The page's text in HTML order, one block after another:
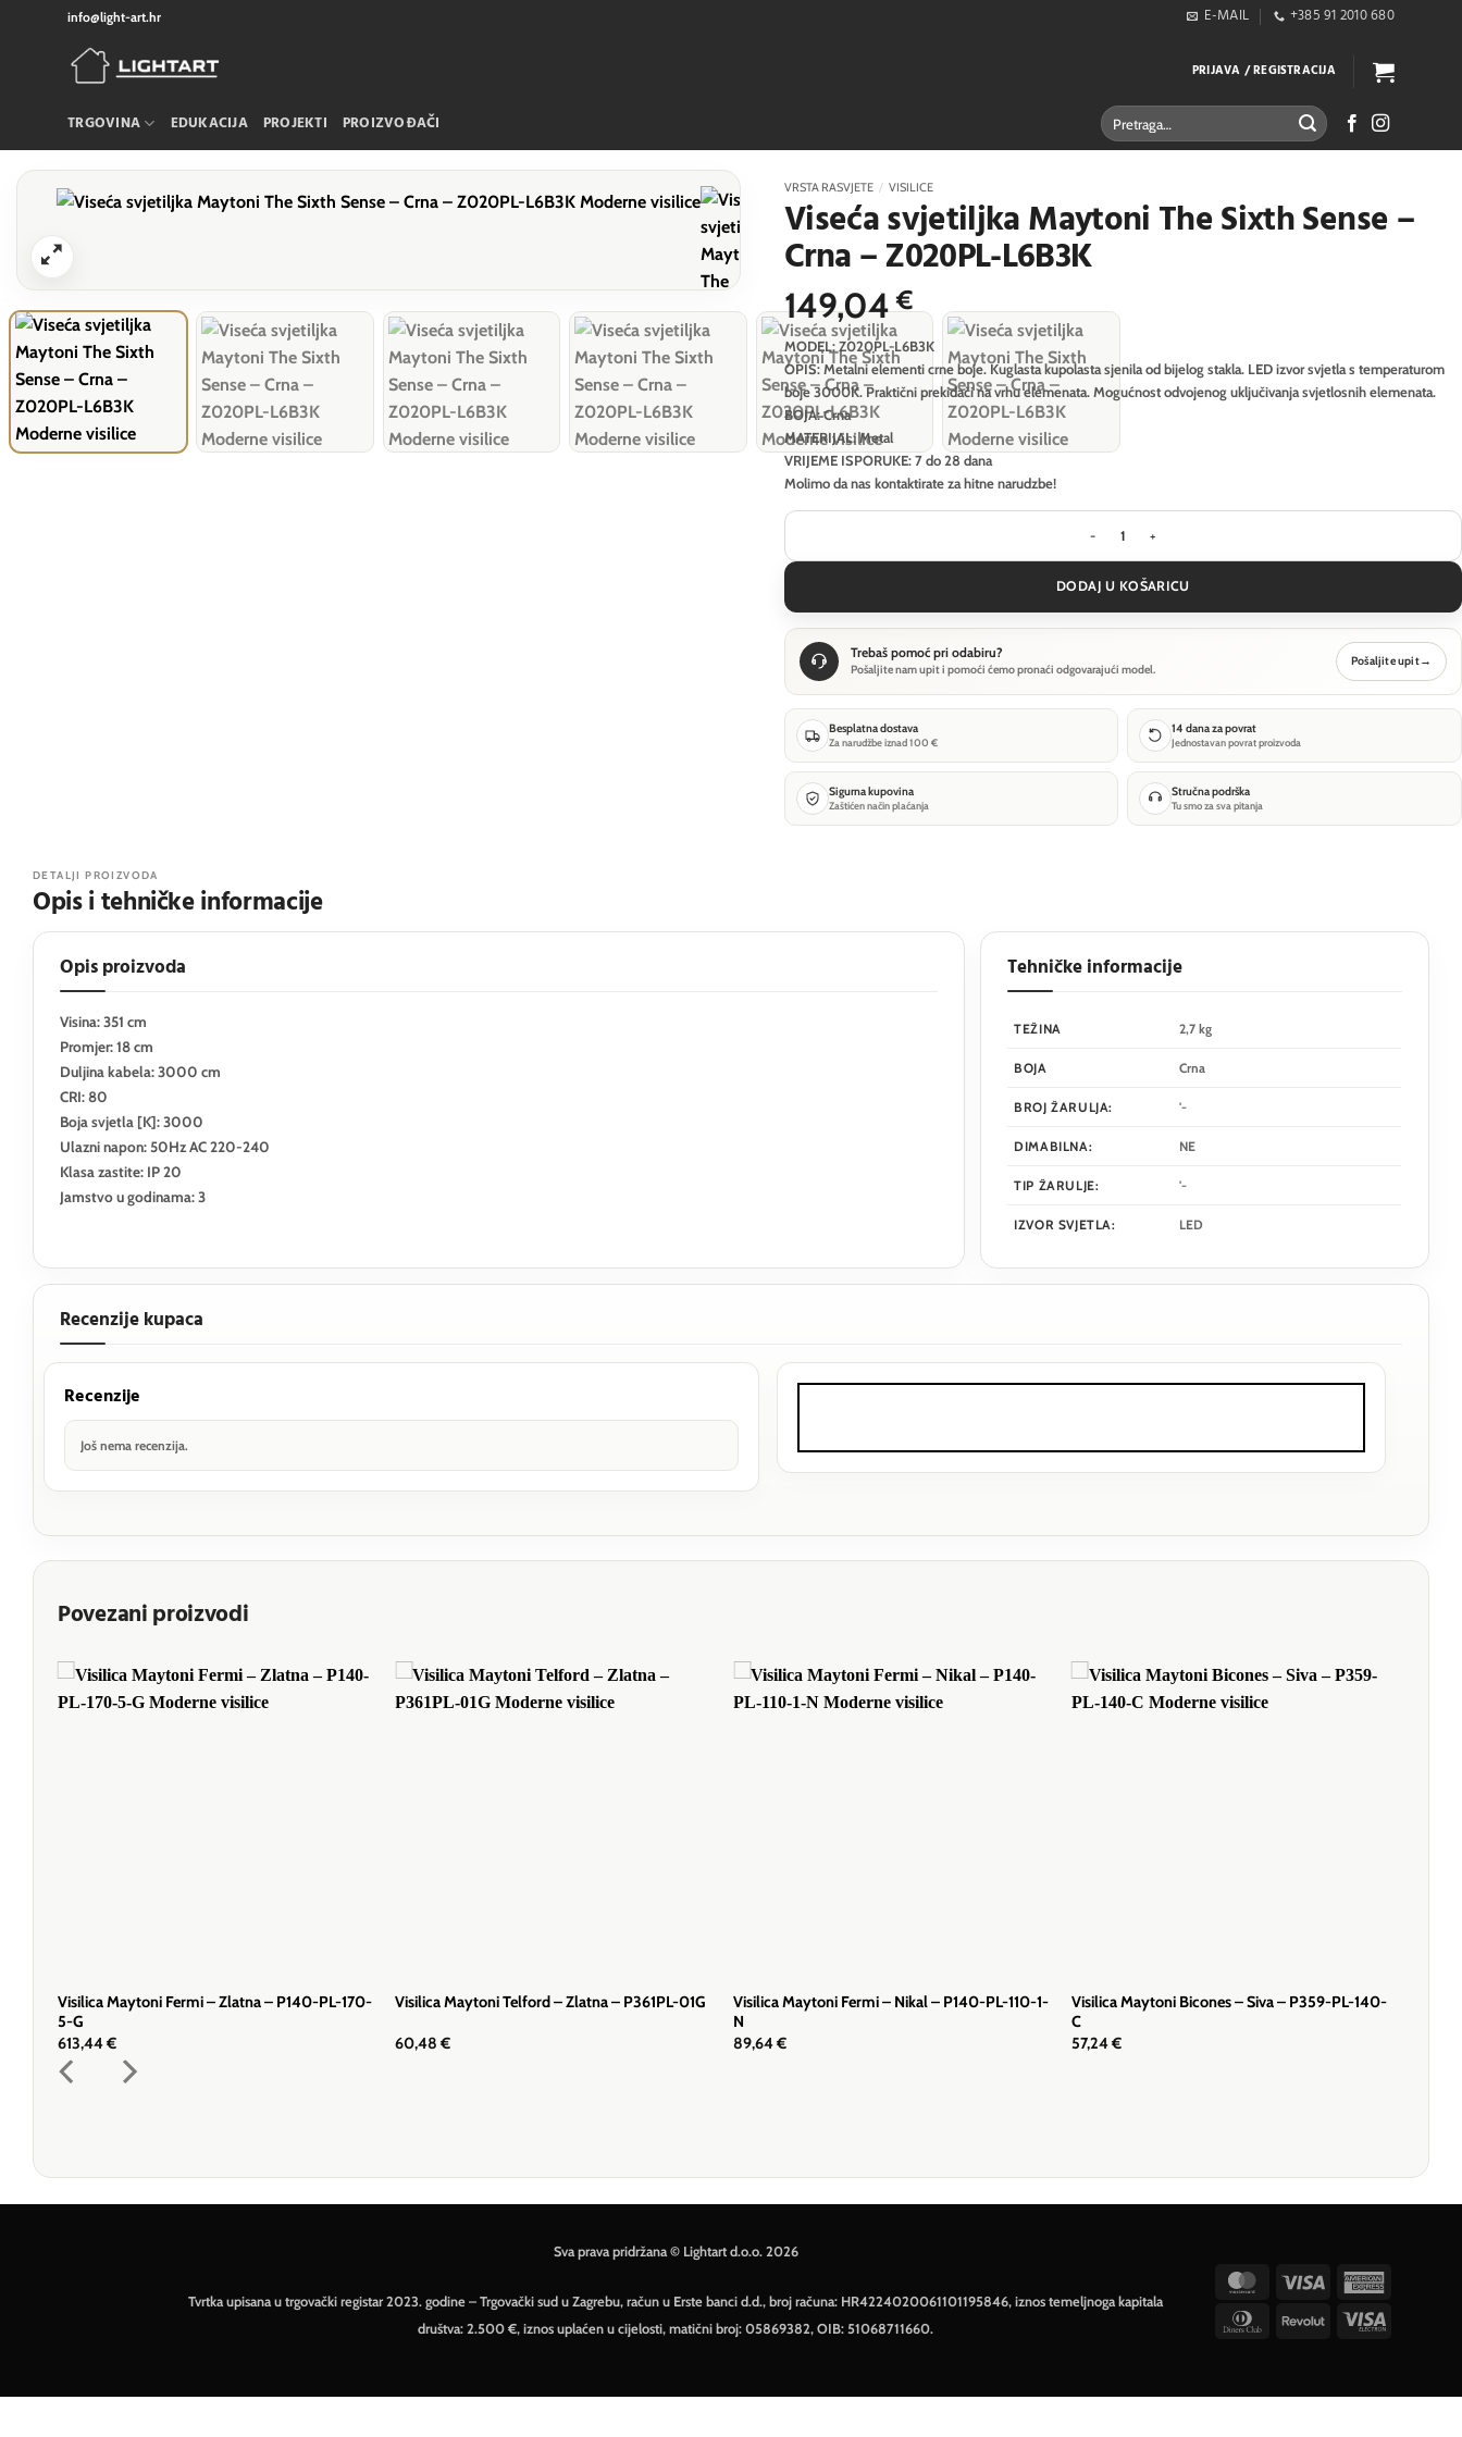
info@light-art.hr E-MAIL +385 91 2010 680
PRIJAVA / REGISTRACIJA
TRGOVINA EDUKACIJA PROJEKTI PROIZVOĐAČI Pretraži:
VRSTA RASVJETE / VISILICE
Viseća svjetiljka Maytoni The Sixth Sense –
Crna – Z020PL-L6B3K
149,04€
MODEL: Z020PL-L6B3K
OPIS: Metalni elementi crne boje. Kuglasta kupolasta sjenila od bijelog stakla. LED izvor svjetla s temperaturom
boje 3000K. Praktični prekidači na vrhu elemenata. Mogućnost odvojenog uključivanja svjetlosnih elemenata.
BOJA: Crna
MATERIJAL: Metal
VRIJEME ISPORUKE: 7 do 28 dana
Molimo da nas kontaktirate za hitne narudzbe!
Viseća svjetiljka Maytoni The Sixth Sense - Crna -
DODAJ U KOŠARICU
Trebaš pomoć pri odabiru?
Pošaljite nam upit i pomoći ćemo pronaći odgovarajući model.
Pošaljite upit→
Besplatna dostava
Za narudžbe iznad 100 €
14 dana za povrat
Jednostavan povrat proizvoda
Sigurna kupovina
Zaštićen način plaćanja
Stručna podrška
Tu smo za sva pitanja
DETALJI PROIZVODA
Opis i tehničke informacije
Opis proizvoda
Visina: 351 cm
Promjer: 18 cm
Duljina kabela: 3000 cm
CRI: 80
Boja svjetla [K]: 3000
Ulazni napon: 50Hz AC 220-240
Klasa zastite: IP 20
Jamstvo u godinama: 3
Tehničke informacije
TEŽINA 2,7 kg
BOJA Crna
BROJ ŽARULJA: '-
DIMABILNA: NE
TIP ŽARULJE: '-
IZVOR SVJETLA: LED
Recenzije kupaca
Recenzije
Još nema recenzija.
Povezani proizvodi
Visilica Maytoni Fermi – Zlatna – P140-PL-170-
5-G
613,44€
Visilica Maytoni Telford – Zlatna – P361PL-01G
60,48€
Visilica Maytoni Fermi – Nikal – P140-PL-110-1-
N
89,64€
Visilica Maytoni Bicones – Siva – P359-PL-140-
C
57,24€
Sva prava pridržana © Lightart d.o.o. 2026
Tvrtka upisana u trgovački registar 2023. godine – Trgovački sud u Zagrebu, račun u Erste banci d.d., broj računa: HR4224020061101195846, iznos temeljnoga kapitala
društva: 2.500 €, iznos uplaćen u cijelosti, matični broj: 05869382, OIB: 51068711660.
MasterCard
Visa
DinnersRevolutVisa